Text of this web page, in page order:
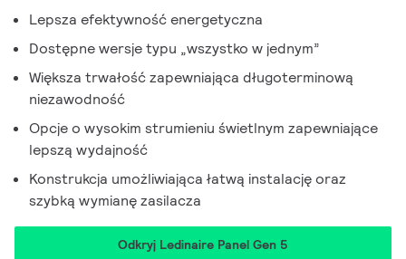
Lepsza efektywność energetyczna
Dostępne wersje typu „wszystko w jednym”
Większa trwałość zapewniająca długoterminową
niezawodność
Opcje o wysokim strumieniu świetlnym zapewniające
lepszą wydajność
Konstrukcja umożliwiająca łatwą instalację oraz
szybką wymianę zasilacza
Odkryj Ledinaire Panel Gen 5